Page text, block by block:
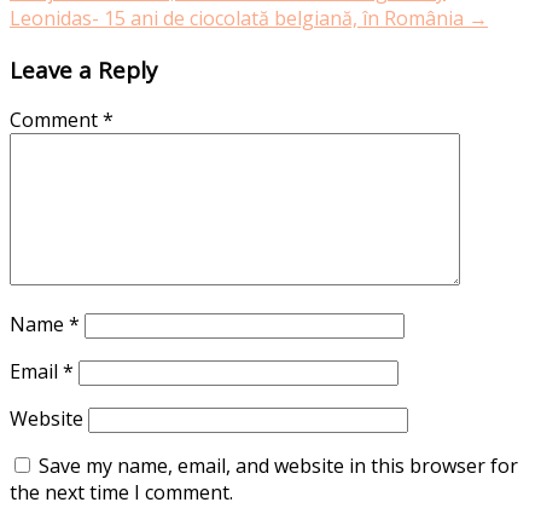
Leonidas- 15 ani de ciocolată belgiană, în România →
Leave a Reply
Comment*
Name *
Email *
Website
Save my name, email, and website in this browser for
the next time I comment.